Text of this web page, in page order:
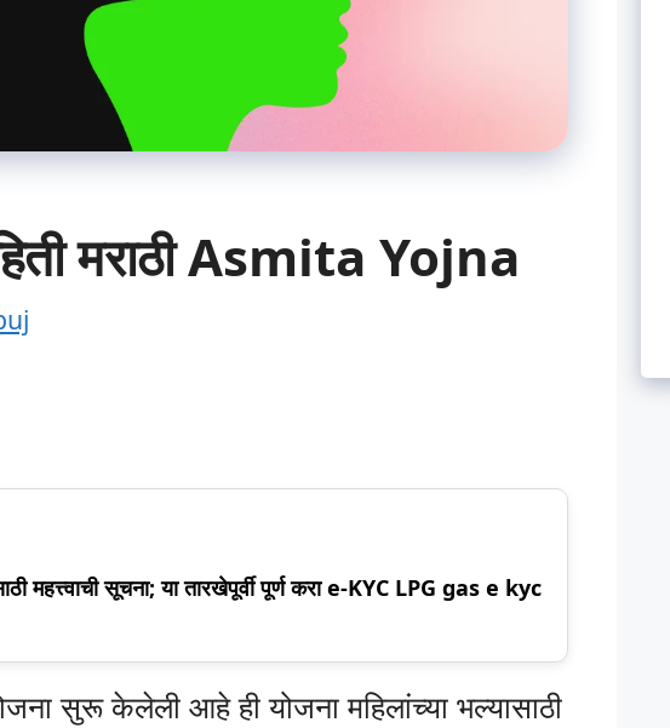
मराठी Asmita Yojna
महत्त्वाची सूचना; या तारखेपूर्वी पूर्ण करा e-KYC LPG gas e kyc
सुरू केलेली आहे ही योजना महिलांच्या भल्यासाठी